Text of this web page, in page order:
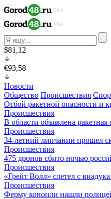
$81,12
€93,58
Новости
Общество Происшествия
Отбой ракетной опасности и
Происшествия
В области объявлена ракетная
Происшествия
34-летний липчанин прошел
Происшествия
475 дронов сбито ночью
Происшествия
«Грейт Волл» слетел с
Происшествия
Ферму конопли нашли